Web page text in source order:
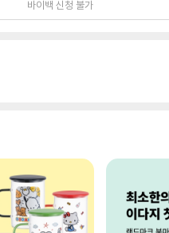
바이백 신청 불가